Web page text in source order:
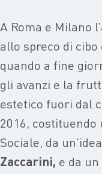
A Roma e Milano
allo spreco di cibo
quando a fine
gli avanzi e la
estetico fuori dal
2016, costituendo
Sociale, da
Zaccarini, e da